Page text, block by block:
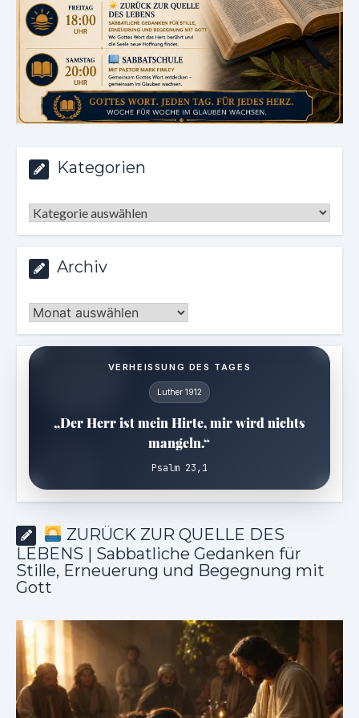
Kategorien
Kategorien
Archiv
Archiv
VERHEISSUNG DES TAGES
Luther 1912
„Der Herr ist mein Hirte, mir wird nichts
mangeln.“
Psalm 23,1
ZURÜCK ZUR QUELLE DES
LEBENS | Sabbatliche Gedanken für
Stille, Erneuerung und Begegnung mit
Gott